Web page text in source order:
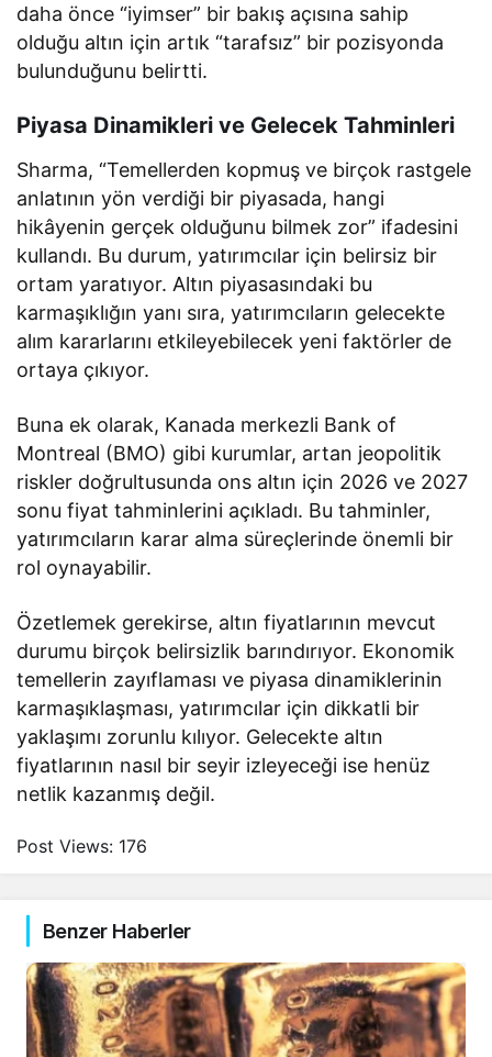
daha önce “iyimser” bir bakış açısına sahip
olduğu altın için artık “tarafsız” bir pozisyonda
bulunduğunu belirtti.
Piyasa Dinamikleri ve Gelecek Tahminleri
Sharma, “Temellerden kopmuş ve birçok rastgele
anlatının yön verdiği bir piyasada, hangi
hikâyenin gerçek olduğunu bilmek zor” ifadesini
kullandı. Bu durum, yatırımcılar için belirsiz bir
ortam yaratıyor. Altın piyasasındaki bu
karmaşıklığın yanı sıra, yatırımcıların gelecekte
alım kararlarını etkileyebilecek yeni faktörler de
ortaya çıkıyor.
Buna ek olarak, Kanada merkezli Bank of
Montreal (BMO) gibi kurumlar, artan jeopolitik
riskler doğrultusunda ons altın için 2026 ve 2027
sonu fiyat tahminlerini açıkladı. Bu tahminler,
yatırımcıların karar alma süreçlerinde önemli bir
rol oynayabilir.
Özetlemek gerekirse, altın fiyatlarının mevcut
durumu birçok belirsizlik barındırıyor. Ekonomik
temellerin zayıflaması ve piyasa dinamiklerinin
karmaşıklaşması, yatırımcılar için dikkatli bir
yaklaşımı zorunlu kılıyor. Gelecekte altın
fiyatlarının nasıl bir seyir izleyeceği ise henüz
netlik kazanmış değil.
Post Views: 176
Benzer Haberler